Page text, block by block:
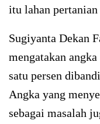
itu lahan
Sugiyanta Dekan
mengatakan
satu persen
Angka yang
sebagai masalah